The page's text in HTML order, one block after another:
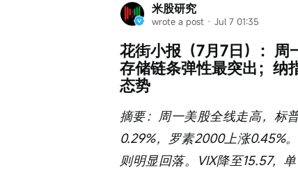
米股研究
wrote a post · Jul 7 01:35
花街小报（7月7日）：周
存储链条弹性最突出；纳
态势
摘要：周一美股全线走高，标
0.29%，罗素2000上涨0.45%
则明显回落。VIX降至15.57，